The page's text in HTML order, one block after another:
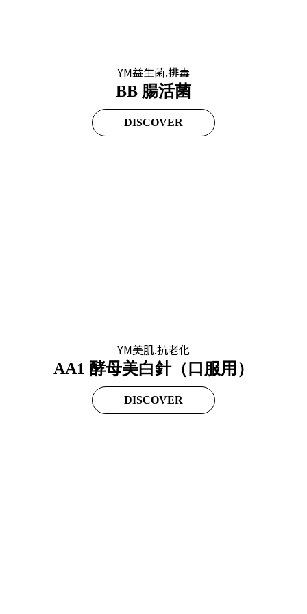
YM益生菌.排毒
BB 腸活菌
DISCOVER
YM美肌.抗老化
AA1 酵母美白針（口服用）
DISCOVER